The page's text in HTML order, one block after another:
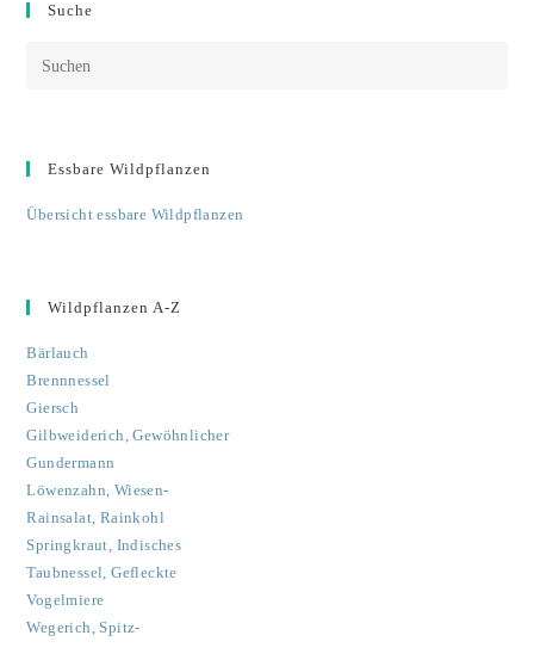
Suche
Essbare Wildpflanzen
Übersicht essbare Wildpflanzen
Wildpflanzen A-Z
Bärlauch
Brennnessel
Giersch
Gilbweiderich, Gewöhnlicher
Gundermann
Löwenzahn, Wiesen-
Rainsalat, Rainkohl
Springkraut, Indisches
Taubnessel, Gefleckte
Vogelmiere
Wegerich, Spitz-